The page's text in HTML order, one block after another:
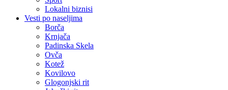
Lokalni biznisi
Vesti po naseljima
Borča
Krnjača
Padinska Skela
Ovča
Kotež
Kovilovo
Glogonjski rit